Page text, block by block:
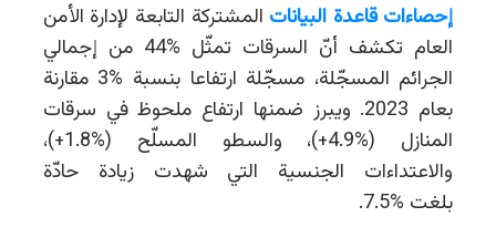
إحصاءات قاعدة البيانات المشتركة التابعة لإدارة الأمن
العام تكشف أنّ السرقات تمثّل %
44 من إجمالي
الجرائم المسجّلة، مسجّلة ارتفاعا بنسبة %
3 مقارنة
بعام 2023. ويبرز ضمنها ارتفاع ملحوظ في سرقات
المنازل (%
4.9
+)، والسطو المسلّح (%
1.8
+)،
والاعتداءات الجنسية التي شهدت زيادة حادّة
بلغت %
7.5.